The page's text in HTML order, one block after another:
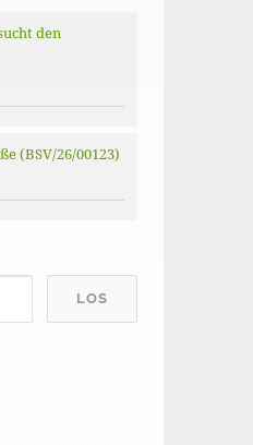
den
(BSV/26/00123)